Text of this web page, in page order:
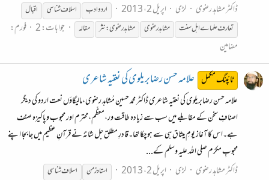
ڈاکٹر مشاہد رضوی
لڑی اپریل 2، 2013 اردو ادب اسلافشناسی
اقبال
تعارف علماے اہل سنت
مشاہدرضوی مشاہدرضوی:نثر مقالہ جوابات: 2
فورم:
مضامین
ٹائپنگ مکمل علامہ حسن رضابریلوی کی نعتیہ شاعری
علامہ حسن رضابریلوی کی نعتیہ شاعری ڈاکٹر محمد حسین مُشاہد رضوی،مالیگاؤں نعت اردو کی دیگر
اصنافِ سخن کے مقابلے میں سب سے زیادہ طاقت ور،معظّم،محترم اور محبوب وپاکیزہ صنف
ہے۔اس کا آغاز یومِ میثاق ہی سے ہوچکا تھا۔قادرِ مطلق جل شانہٗ نے قرآنِ عظیم میں جابجا اپنے
محبوبِ مکرّم صلی اللہ علیہ وسلم کے...
ڈاکٹر مشاہد رضوی
لڑی اپریل 2، 2013 استادزمن اسلافشناسی